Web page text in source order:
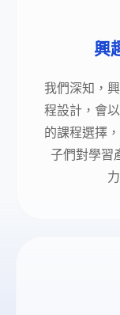
興
我們深知，
程設計，會
的課程選擇
子們對學習